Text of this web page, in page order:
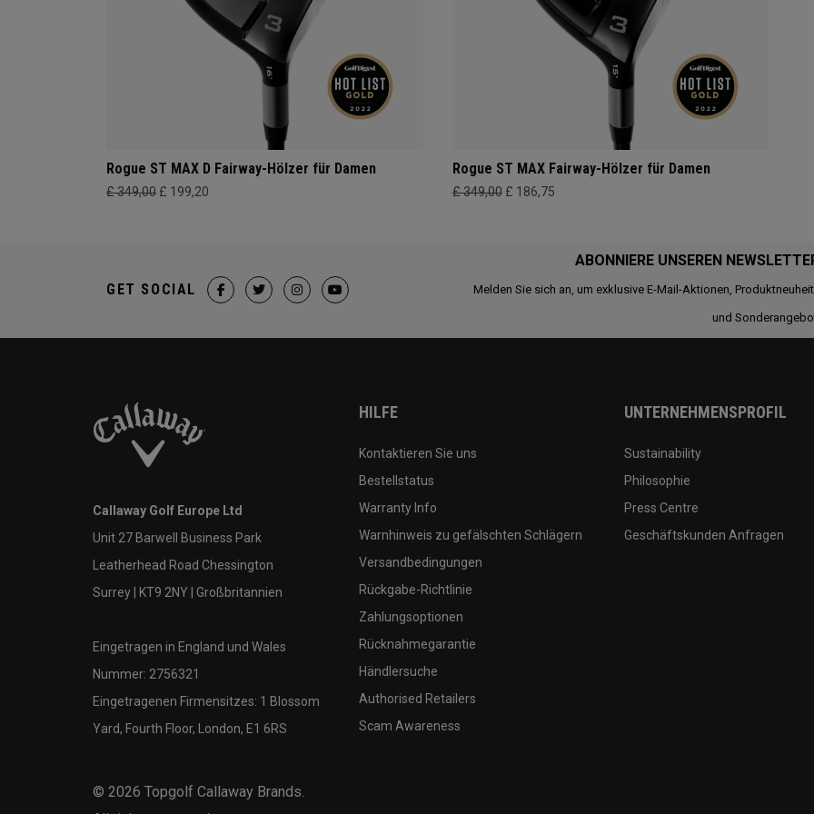
Rogue ST MAX D Fairway-Hölzer für Damen
£ 349,00 £ 199,20
Rogue ST MAX Fairway-Hölzer für Damen
£ 349,00 £ 186,75
ABONNIERE UNSEREN
Melden Sie sich an, um exklusive E-Mail-Aktionen,
und
GET SOCIAL
Callaway Golf Europe Ltd
Unit 27 Barwell Business Park
Leatherhead Road Chessington
Surrey | KT9 2NY | Großbritannien
Eingetragen in England und Wales
Nummer: 2756321
Eingetragenen Firmensitzes: 1 Blossom
Yard, Fourth Floor, London, E1 6RS
© 2026 Topgolf Callaway Brands.
HILFE
Kontaktieren Sie uns
Bestellstatus
Warranty Info
Warnhinweis zu gefälschten Schlägern
Versandbedingungen
Rückgabe-Richtlinie
Zahlungsoptionen
Rücknahmegarantie
Händlersuche
Authorised Retailers
Scam Awareness
UNTERNEHMENSPROFIL
Sustainability
Philosophie
Press Centre
Geschäftskunden Anfragen